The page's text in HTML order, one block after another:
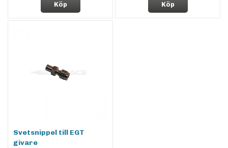
Köp Köp
Svetsnippel till EGT
givare